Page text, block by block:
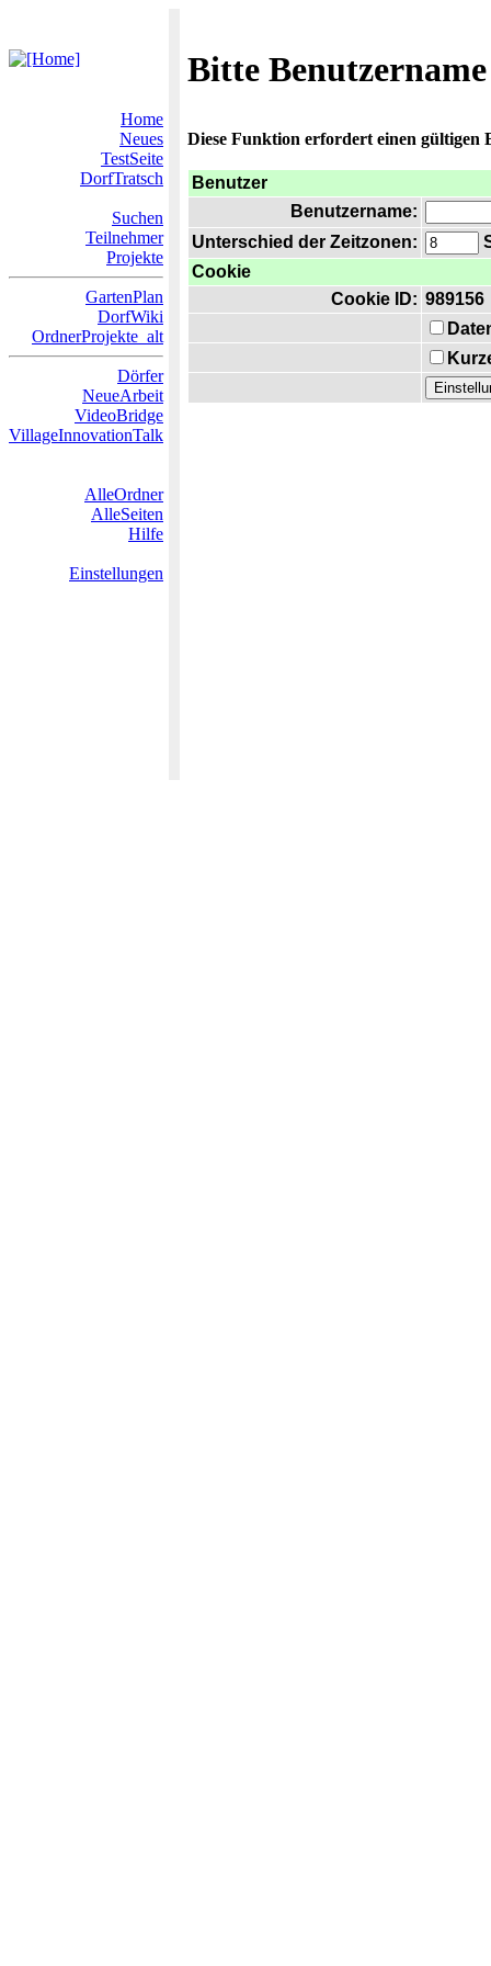
Bitte
Home
Neues
TestSeite
DorfTratsch
Suchen
Teilnehmer
Projekte
GartenPlan
DorfWiki
OrdnerProjekte_alt
Dörfer
NeueArbeit
VideoBridge
VillageInnovationTalk
AlleOrdner
AlleSeiten
Hilfe
Einstellungen
Diese Funktion erfordert einen gültigen
Benutzer
Benutzername:
Unterschied der Zeitzonen:
Cookie
Cookie ID: 989156